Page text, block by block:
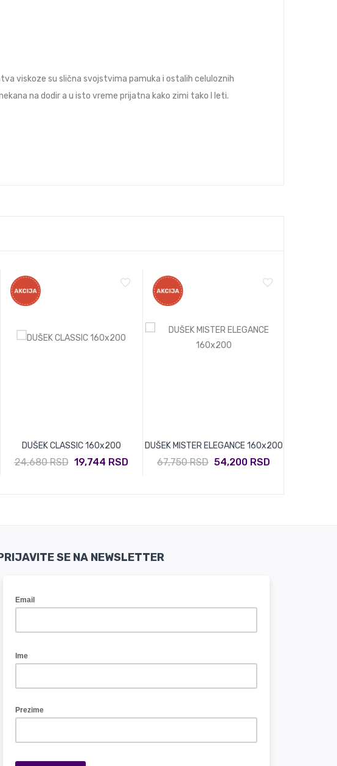
viskoze su slična svojstvima pamuka i ostalih celuloznih
na dodir a u isto vreme prijatna kako zimi tako I leti.
DUŠEK CLASSIC 160x200
24,680 RSD 19,744 RSD
DUŠEK MISTER ELEGANCE 160x200
67,750 RSD 54,200 RSD
SE NA NEWSLETTER